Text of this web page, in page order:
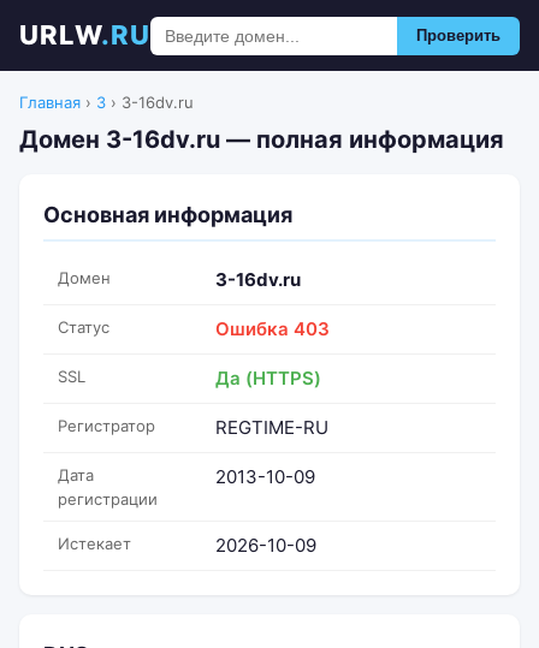
URLW.RU Проверить
Главная › 3 › 3-16dv.ru
Домен 3-16dv.ru — полная информация
Основная информация
Домен 3-16dv.ru
Статус Ошибка 403
SSL Да (HTTPS)
Регистратор REGTIME-RU
Дата
регистрации
2013-10-09
Истекает 2026-10-09